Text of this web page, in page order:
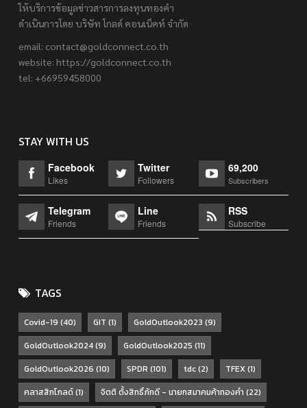
ให้บริการข้อมูลข่าวสารการลงทุนทองคำ
ดำเนินการโดย บริษัท โกลด์ คอนเน็คท์ จำกัด
email: contact@goldconnect.co.th
website: https://goldconnect.co.th
tel: +66959458000
STAY WITH US
Facebook
Likes
Twitter
Followers
69,200
Subscribers
Telegram
Friends
Line
Friends
RSS
Subscribe
TAGS
Covid-19 (40) GIT (1) GoldOutlook2023 (9)
GoldOutlook2024(9) GoldOutlook2025 (11)
GoldOutlook2026 (10) SPDR (101) tdc(2) TFEX(1)
คลาสสิกโกลด์(1) จิตติ ตั้งสิทธิ์ภักดี - นายกสมาคมค้าทองคำ (22)